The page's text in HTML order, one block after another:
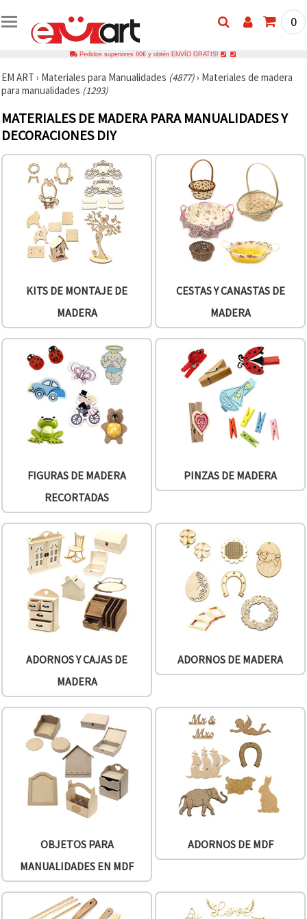
0
Pedidos superiores 60€ y obtén ENVÍO GRATIS!
EM ART › Materiales para Manualidades (4877)› Materiales de madera
para manualidades (1293)
MATERIALES DE MADERA PARA MANUALIDADES Y
DECORACIONES DIY
KITS DE MONTAJE DE
MADERA
CESTAS Y CANASTAS DE
MADERA
FIGURAS DE MADERA
RECORTADAS
PINZAS DE MADERA
ADORNOS Y CAJAS DE
MADERA
ADORNOS DE MADERA
OBJETOS PARA
MANUALIDADES EN MDF
ADORNOS DE MDF